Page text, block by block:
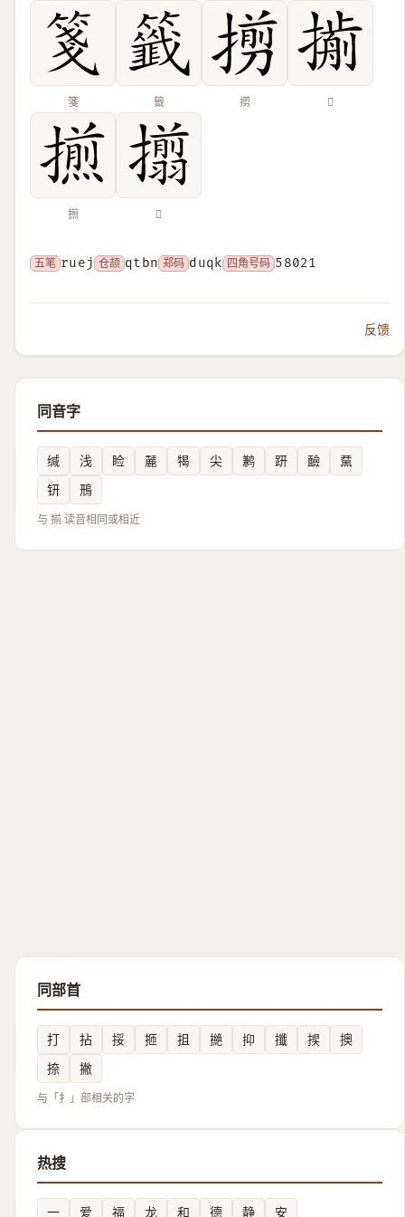
箋 籤 㨵 𢵏
𢶕 𢸄
五笔 ruej 仓颉 qtbn 郑码 duqk 四角号码 58021
反馈
同音字
缄 浅 睑 麉 㹇 尖 鹣 趼 䩎
䵤
钘
鳽
与 揃 读音相同或相近
同部首
打 拈 挼 㧜 抯 撧 抑 攕 捑
擙
捺
撇
与「扌」部相关的字
热搜
一 爱 福 龙 和 德 静 安